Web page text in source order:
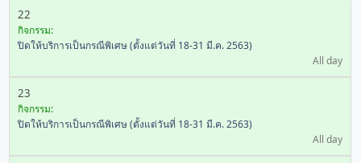
22
กิจกรรม:
ปิดให้บริการเป็นกรณีพิเศษ (ตั้งแต่วันที่ 18-31 มี.ค. 2563)
All day
23
กิจกรรม:
ปิดให้บริการเป็นกรณีพิเศษ (ตั้งแต่วันที่ 18-31 มี.ค. 2563)
All day